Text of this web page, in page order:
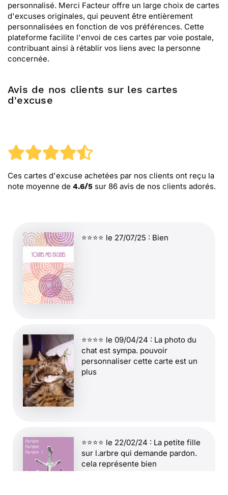
personnalisé. Merci Facteur offre un large choix de cartes
d'excuses originales, qui peuvent être entièrement
personnalisées en fonction de vos préférences. Cette
plateforme facilite l'envoi de ces cartes par voie postale,
contribuant ainsi à rétablir vos liens avec la personne
concernée.
Avis de nos clients sur les cartes
d'excuse
Ces cartes d'excuse achetées par nos clients ont reçu la
note moyenne de 4.6/5 sur 86 avis de nos clients adorés.
⭐⭐⭐⭐ le 27/07/25 : Bien
⭐⭐⭐⭐ le 09/04/24 : La photo du
chat est sympa. pouvoir
personnaliser cette carte est un
plus
⭐⭐⭐⭐ le 22/02/24 : La petite fille
sur l.arbre qui demande pardon.
cela représente bien